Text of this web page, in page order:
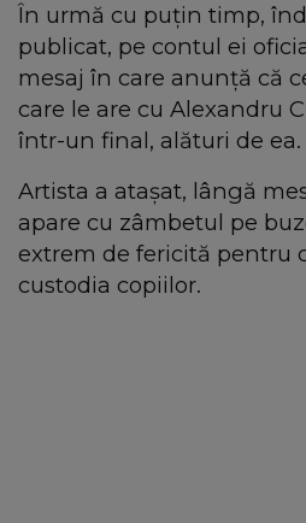
În urmă cu puțin timp,
publicat, pe contul ei
mesaj în care anunță că
care le are cu Alexandru
într-un final, alături de ea.
Artista a atașat, lângă
apare cu zâmbetul pe
extrem de fericită pentru
custodia copiilor.